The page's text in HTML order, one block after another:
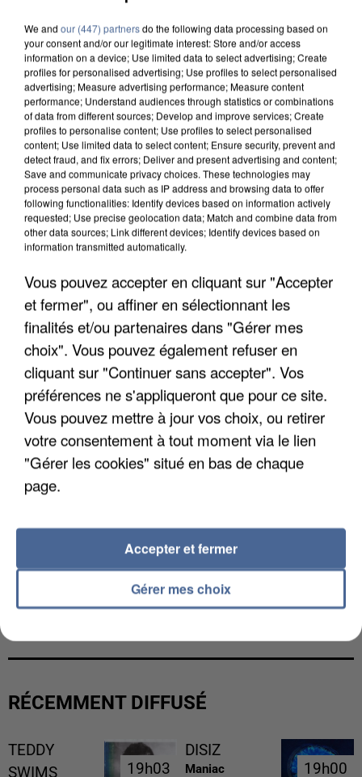
APRÈS TOUTES CES CANICULES, LES REFUGES
DE FAUNE SAUVAGE SONT...
L’UN DES FONDATEURS SUPPOSÉS DE LA DZ
RÉCEMMENT DIFFUSÉ
TEDDY
SWIMS
19h03
19h03
DISIZ
Maniac 19h00
19h00
We and our (447) partnersdo the following data processing based on
your consent and/or our legitimate interest: Store and/or access
information on a device; Use limited data to select advertising; Create
profiles for personalised advertising; Use profiles to select personalised
advertising; Measure advertising performance; Measure content
performance; Understand audiences through statistics or combinations
of data from different sources; Develop and improve services; Create
profiles to personalise content; Use profiles to select personalised
content; Use limited data to select content; Ensure security, prevent and
detect fraud, and fix errors; Deliver and present advertising and content;
Save and communicate privacy choices. These technologies may
process personal data such as IP address and browsing data to offer
following functionalities: Identify devices based on information actively
requested; Use precise geolocation data; Match and combine data from
other data sources; Link different devices; Identify devices based on
information transmitted automatically.
Vous pouvez accepter en cliquant sur "Accepter
et fermer", ou affiner en sélectionnant les
finalités et/ou partenaires dans "Gérer mes
choix". Vous pouvez également refuser en
cliquant sur "Continuer sans accepter". Vos
préférences ne s'appliqueront que pour ce site.
Vous pouvez mettre à jour vos choix, ou retirer
votre consentement à tout moment via le lien
"Gérer les cookies" situé en bas de chaque
page.
Gérer mes choix
Accepter et fermer